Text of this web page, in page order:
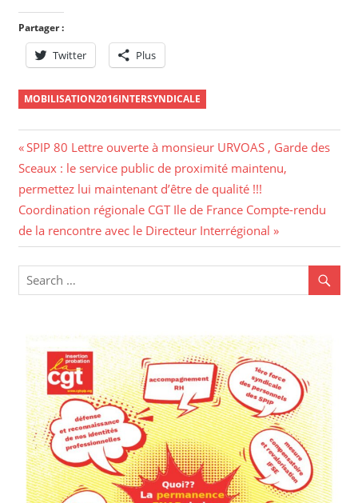
Partager :
Twitter Plus
MOBILISATION2016INTERSYNDICALE
Navigation
de
l’article
Previous
Post:
SPIP 80 Lettre ouverte à monsieur URVOAS , Garde des
Sceaux : le service public de proximité maintenu,
permettez lui maintenant d’être de qualité !!!
Next
Post:
Coordination régionale CGT Ile de France Compte-rendu
de la rencontre avec le Directeur Interrégional